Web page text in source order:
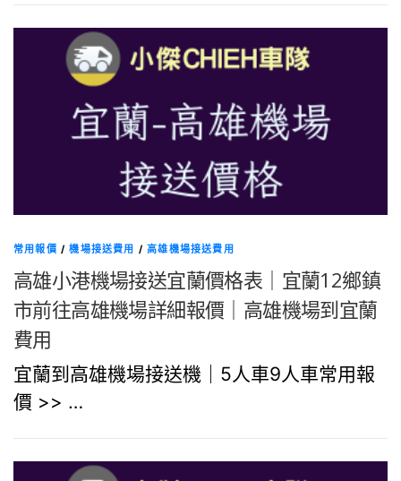
常用報價 /機場接送費用 /高雄機場接送費用
高雄小港機場接送宜蘭價格表｜宜蘭12鄉鎮
市前往高雄機場詳細報價｜高雄機場到宜蘭
費用
宜蘭到高雄機場接送機｜5人車9人車常用報
價 >> …